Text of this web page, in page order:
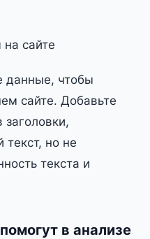
на сайте
данные, чтобы
сайте. Добавьте
текст, но не
текста и
в анализе